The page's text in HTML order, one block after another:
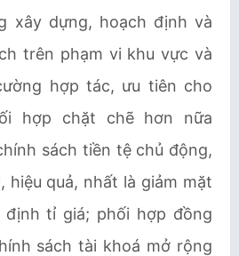
xây dựng, hoạch định và
trên phạm vi khu vực và
hợp tác, ưu tiên cho
hợp chặt chẽ hơn nữa
sách tiền tệ chủ động,
hiệu quả, nhất là giảm mặt
định tỉ giá; phối hợp đồng
sách tài khoá mở rộng